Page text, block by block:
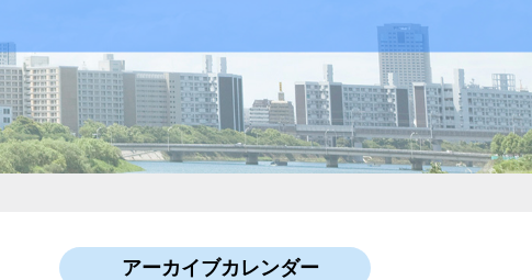
アーカイブカレンダー